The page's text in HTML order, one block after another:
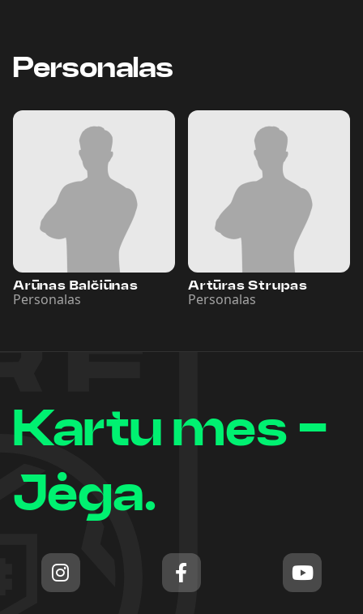
Personalas
Arūnas Balčiūnas
Personalas
Artūras Strupas
Personalas
Kartu mes -
Jėga.